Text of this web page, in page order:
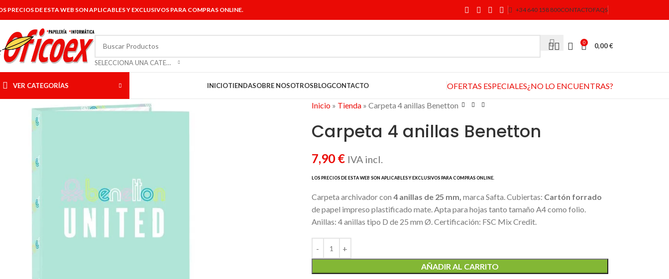
PRECIOS DE ESTA WEB SON APLICABLES Y EXCLUSIVOS PARA COMPRAS ONLINE. +34 640 158 800CONTACTOFAQS
SELECCIONA UNA CATEGORÍA
0 0,00€
VER CATEGORÍAS INICIOTIENDASOBRE NOSOTROSBLOGCONTACTO OFERTAS ESPECIALES¿NO LO ENCUENTRAS?
Inicio» Tienda» Carpeta 4 anillas Benetton
Carpeta 4 anillas Benetton
7,90€ IVA incl.
Carpeta archivador con 4 anillas de 25 mm, marca Safta. Cubiertas: Cartón forrado
de papel impreso plastificado mate. Apta para hojas tanto tamaño A4 como folio.
Anillas: 4 anillas tipo D de 25 mm Ø. Certificación: FSC Mix Credit.
AÑADIR AL CARRITO